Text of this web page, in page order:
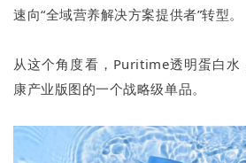
速向“全域营养解决方案提供者”转型。
从这个角度看，Puritime透明蛋白水
康产业版图的一个战略级单品。